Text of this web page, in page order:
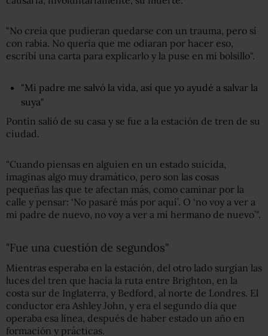
"No creía que pudieran quedarse con un trauma, pero sí
con rabia. No quería que me odiaran por hacer eso,
escribí una carta para explicarlo y la puse en mi bolsillo".
"Mi padre me salvó la vida, así que yo ayudé a salvar la
suya"
Pontin salió de su casa y se fue a la estación de tren de su
ciudad.
"Cuando piensas en alguien en un estado suicida,
imaginas algo muy dramático, pero son las cosas
pequeñas las que te afectan más, como caminar por la
calle y pensar: ‘No pasaré más por aquí’. O ‘no voy a ver a
mi padre de nuevo, no voy a ver a mi hermano de nuevo’".
"Fue una cuestión de segundos"
Mientras esperaba en la estación, del otro lado surgían las
luces del tren que hacía la ruta entre Brighton, en la
costa sur de Inglaterra, y Bedford, al norte de Londres. El
conductor era Ashley John, y era el segundo día que
operaba esa línea, después de haber estado un año en
formación y prácticas.